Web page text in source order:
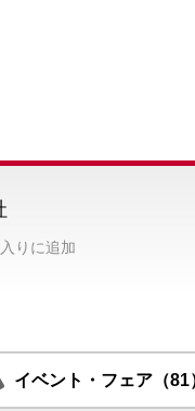
りに追加
イベント・フェア（81